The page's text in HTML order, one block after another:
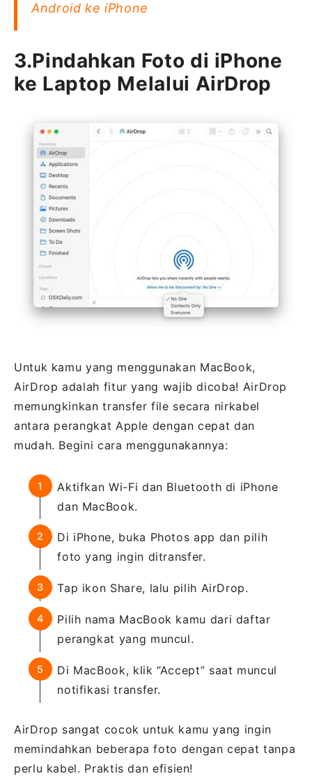
Android ke iPhone
3.Pindahkan Foto di iPhone
ke Laptop Melalui AirDrop
Untuk kamu yang menggunakan MacBook,
AirDrop adalah fitur yang wajib dicoba! AirDrop
memungkinkan transfer file secara nirkabel
antara perangkat Apple dengan cepat dan
mudah. Begini cara menggunakannya:
Aktifkan Wi-Fi dan Bluetooth di iPhone
dan MacBook.
Di iPhone, buka Photos app dan pilih
foto yang ingin ditransfer.
Tap ikon Share, lalu pilih AirDrop.
Pilih nama MacBook kamu dari daftar
perangkat yang muncul.
Di MacBook, klik “Accept” saat muncul
notifikasi transfer.
AirDrop sangat cocok untuk kamu yang ingin
memindahkan beberapa foto dengan cepat tanpa
perlu kabel. Praktis dan efisien!